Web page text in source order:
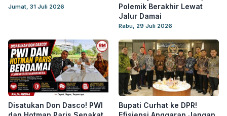
Jumat, 31 Juli 2026
Polemik Berakhir Lewat
Jalur Damai
Rabu, 29 Juli 2026
Disatukan Don Dasco! PWI
Bupati Curhat ke DPR!